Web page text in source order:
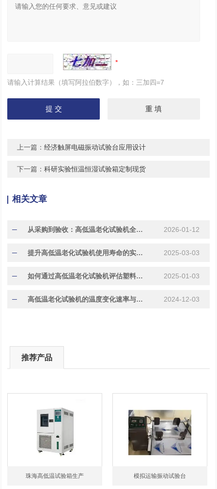
请输入计算结果（填写阿拉伯数字），如：三加四=7
上一篇：经济触屏电磁振动试验台应用设计
下一篇：科研实验恒温恒湿试验箱定制现货
相关文章
从采购到验收：高低温老化试验机全流程使用指南 2026-01-12
提升高低温老化试验机使用寿命的实用技巧与方法 2025-03-03
如何通过高低温老化试验机评估塑料材料的耐久性? 2025-01-03
高低温老化试验机的温度变化速率与样品寿命关系研究 2024-12-03
推荐产品
珠海高低温试验箱生产 模拟运输振动试验台